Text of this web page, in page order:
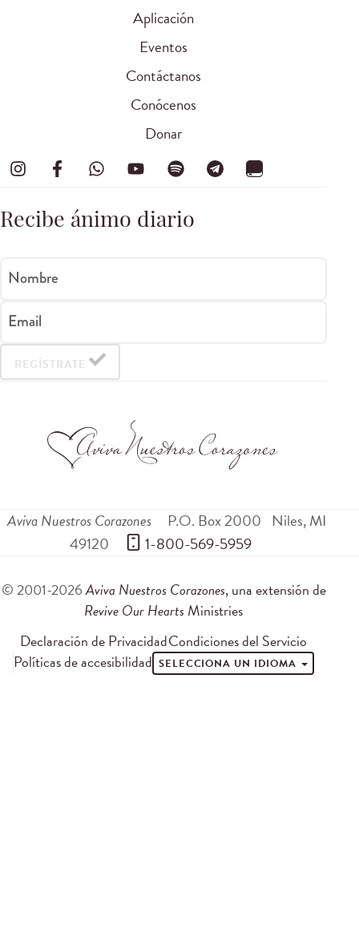
Aplicación
Eventos
Contáctanos
Conócenos
Donar
Recibe ánimo diario
Nombre
Email
REGÍSTRATE
Aviva Nuestros Corazones P.O. Box 2000 Niles,MI
49120
1-800-569-5959
© 2001-2026Aviva Nuestros Corazones, una extensión de
Revive Our Hearts Ministries
Declaración de PrivacidadCondiciones del Servicio
Políticas de accesibilidad SELECCIONA UN IDIOMA